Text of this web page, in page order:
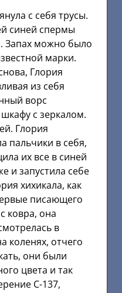
с себя трусы.
синей спермы
Запах можно было
марки.
Глория
из себя
ворс
с зеркалом.
Глория
пальчики в себя,
их все в синей
и запустила себе
хихикала, как
писающего
ковра, она
в
коленях, отчего
они были
цвета и так
С-137,